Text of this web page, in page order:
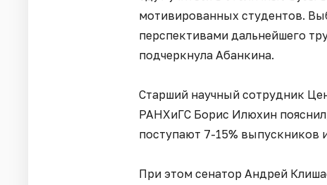
мотивированных студентов.
перспективами дальнейшего
подчеркнула Абанкина.
Старший научный сотрудник
РАНХиГС Борис Илюхин
поступают 7-15% выпускников
При этом сенатор Андрей